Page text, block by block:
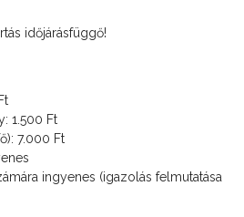
időjárásfüggő!
1.500 Ft
7.000 Ft
ingyenes (igazolás felmutatása